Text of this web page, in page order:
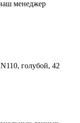
менеджер
голубой, 42